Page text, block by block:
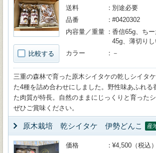
比較する
送料
別途必要
品番
#0420302
内容量／重量
香信65g、ち
45g、薄切り
カラー
－
三重の森林で育った原木シイタケの乾しシイタ
た4種を詰め合わせにしました。野性味あふれる
た肉質が特長。自然のままにじっくりと育った
ぜひご賞味ください。
原木栽培 乾シイタケ 伊勢どんこ 産
価格
¥4,500（税込）